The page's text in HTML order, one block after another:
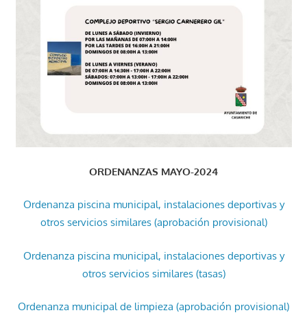
ORDENANZAS MAYO-2024
Ordenanza piscina municipal, instalaciones deportivas y
otros servicios similares (aprobación provisional)
Ordenanza piscina municipal, instalaciones deportivas y
otros servicios similares (tasas)
Ordenanza municipal de limpieza (aprobación provisional)